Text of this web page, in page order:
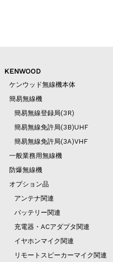
KENWOOD
ケンウッド無線機本体
簡易無線機
簡易無線登録局(3R)
簡易無線免許局(3B)UHF
簡易無線免許局(3A)VHF
一般業務用無線機
防爆無線機
オプション品
アンテナ関連
バッテリー関連
充電器・ACアダプタ関連
イヤホンマイク関連
リモートスピーカーマイク関連